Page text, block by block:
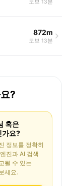
도보 13분
872m
도보 13분
?
혹은
가요?
정보를 정확히
진과 AI 검색
될 수 있는
세요.